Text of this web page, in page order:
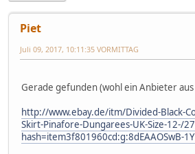
Piet
Juli 09, 2017, 10:11:35 VORMITTAG
Gerade gefunden (wohl ein Anbieter aus
http://www.ebay.de/itm/Divided-Black-
Skirt-Pinafore-Dungarees-UK-Size-12-/
hash=item3f801960cd:g:8dEAAOSwB-